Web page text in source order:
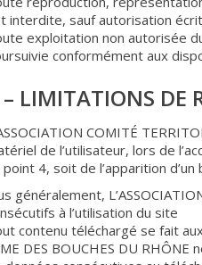
interdite, sauf autorisation
exploitation non autorisée
conformément aux
LIMITATIONS DE
COMITÉ
de l’utilisateur, lors de
point 4, soit de l’apparition d’un
généralement,
à l’utilisation du site
contenu téléchargé se fait
DES BOUCHES DU